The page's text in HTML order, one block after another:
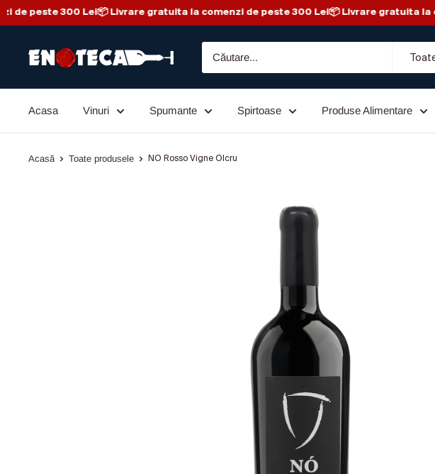
de peste 300 Lei📦 Livrare gratuita la comenzi de peste 300 Lei📦 Livrare gratuita la
Enoteca - Magazin de vinuri din Italia
Acasa Vinuri Spumante Spirtoase Produse Alimentare
Acasă Toate produsele NO Rosso Vigne Olcru